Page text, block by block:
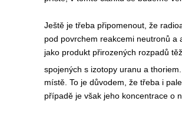
Ještě je třeba připomenout, že
pod povrchem reakcemi neutronů a
jako produkt přirozených rozpadů
spojených s izotopy uranu a
místě. To je důvodem, že třeba i
případě je však jeho koncentrace o